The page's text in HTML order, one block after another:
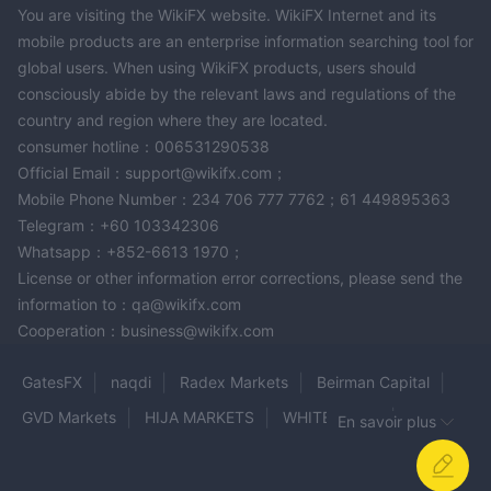
valide.
Q : Quelle plateforme de trading est disponible chez GLOBAL
INTER GOLD ?
R : GLOBAL INTER GOLD utilise la plateforme GIF-OS pour
toutes les activités de trading.
Q : Quelles options de support client GLOBAL INTER GOLD
propose-t-il ?
R : Le support client peut être contacté par téléphone au +44
20 3289 3538 ou par email à info@globalintergold.com.
Avertissement sur les risques
Veuillez vous assurer de bien comprendre les risques encourus
et notez que les informations fournies dans cette revue peuvent
services et des politiques de l'entreprise. De plus, la date à
laquelle cette revue a été générée peut également être un
facteur important à prendre en compte, car les informations
You are visiting the WikiFX website. WikiFX Internet and its
mobile products are an enterprise information searching tool for
global users. When using WikiFX products, users should
consciously abide by the relevant laws and regulations of the
country and region where they are located.
consumer hotline：006531290538
Official Email：support@wikifx.com；
Mobile Phone Number：234 706 777 7762；61 449895363
Telegram：+60 103342306
Whatsapp：+852-6613 1970；
License or other information error corrections, please send the
information to：qa@wikifx.com
Cooperation：business@wikifx.com
GatesFX naqdi Radex Markets
Beirman Capital
GVD Markets
HIJA MARKETS
WHITEFOREXEn savoir plus